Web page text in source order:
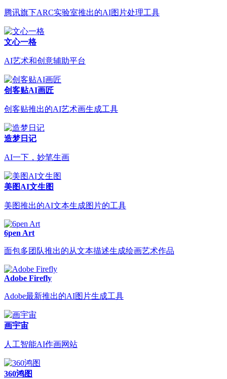
腾讯旗下ARC实验室推出的AI图片处理工具
文心一格
AI艺术和创意辅助平台
创客贴AI画匠
创客贴推出的AI艺术画生成工具
造梦日记
AI一下，妙笔生画
美图AI文生图
美图推出的AI文本生成图片的工具
6pen Art
面包多团队推出的从文本描述生成绘画艺术作品
Adobe Firefly
Adobe最新推出的AI图片生成工具
画宇宙
人工智能AI作画网站
360鸿图